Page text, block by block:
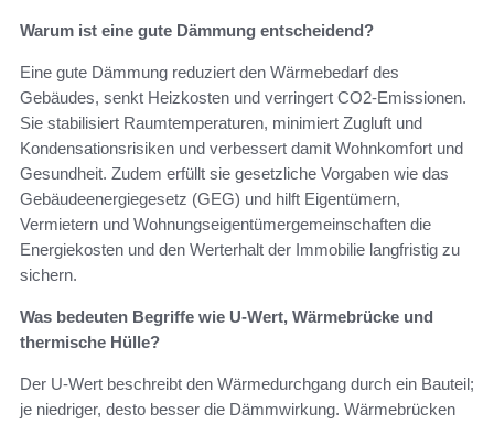
Warum ist eine gute Dämmung entscheidend?
Eine gute Dämmung reduziert den Wärmebedarf des
Gebäudes, senkt Heizkosten und verringert CO2-Emissionen.
Sie stabilisiert Raumtemperaturen, minimiert Zugluft und
Kondensationsrisiken und verbessert damit Wohnkomfort und
Gesundheit. Zudem erfüllt sie gesetzliche Vorgaben wie das
Gebäudeenergiegesetz (GEG) und hilft Eigentümern,
Vermietern und Wohnungseigentümergemeinschaften die
Energiekosten und den Werterhalt der Immobilie langfristig zu
sichern.
Was bedeuten Begriffe wie U‑Wert, Wärmebrücke und
thermische Hülle?
Der U‑Wert beschreibt den Wärmedurchgang durch ein Bauteil;
je niedriger, desto besser die Dämmwirkung. Wärmebrücken